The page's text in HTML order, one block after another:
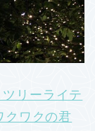
リーライテ
クワクの君